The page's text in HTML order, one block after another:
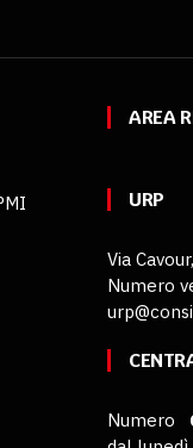
AREA
URP
Via
Numero
Numero